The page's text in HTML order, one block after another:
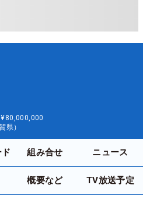
¥80,000,000
県）
組み合せ ニュース
概要など TV放送予定